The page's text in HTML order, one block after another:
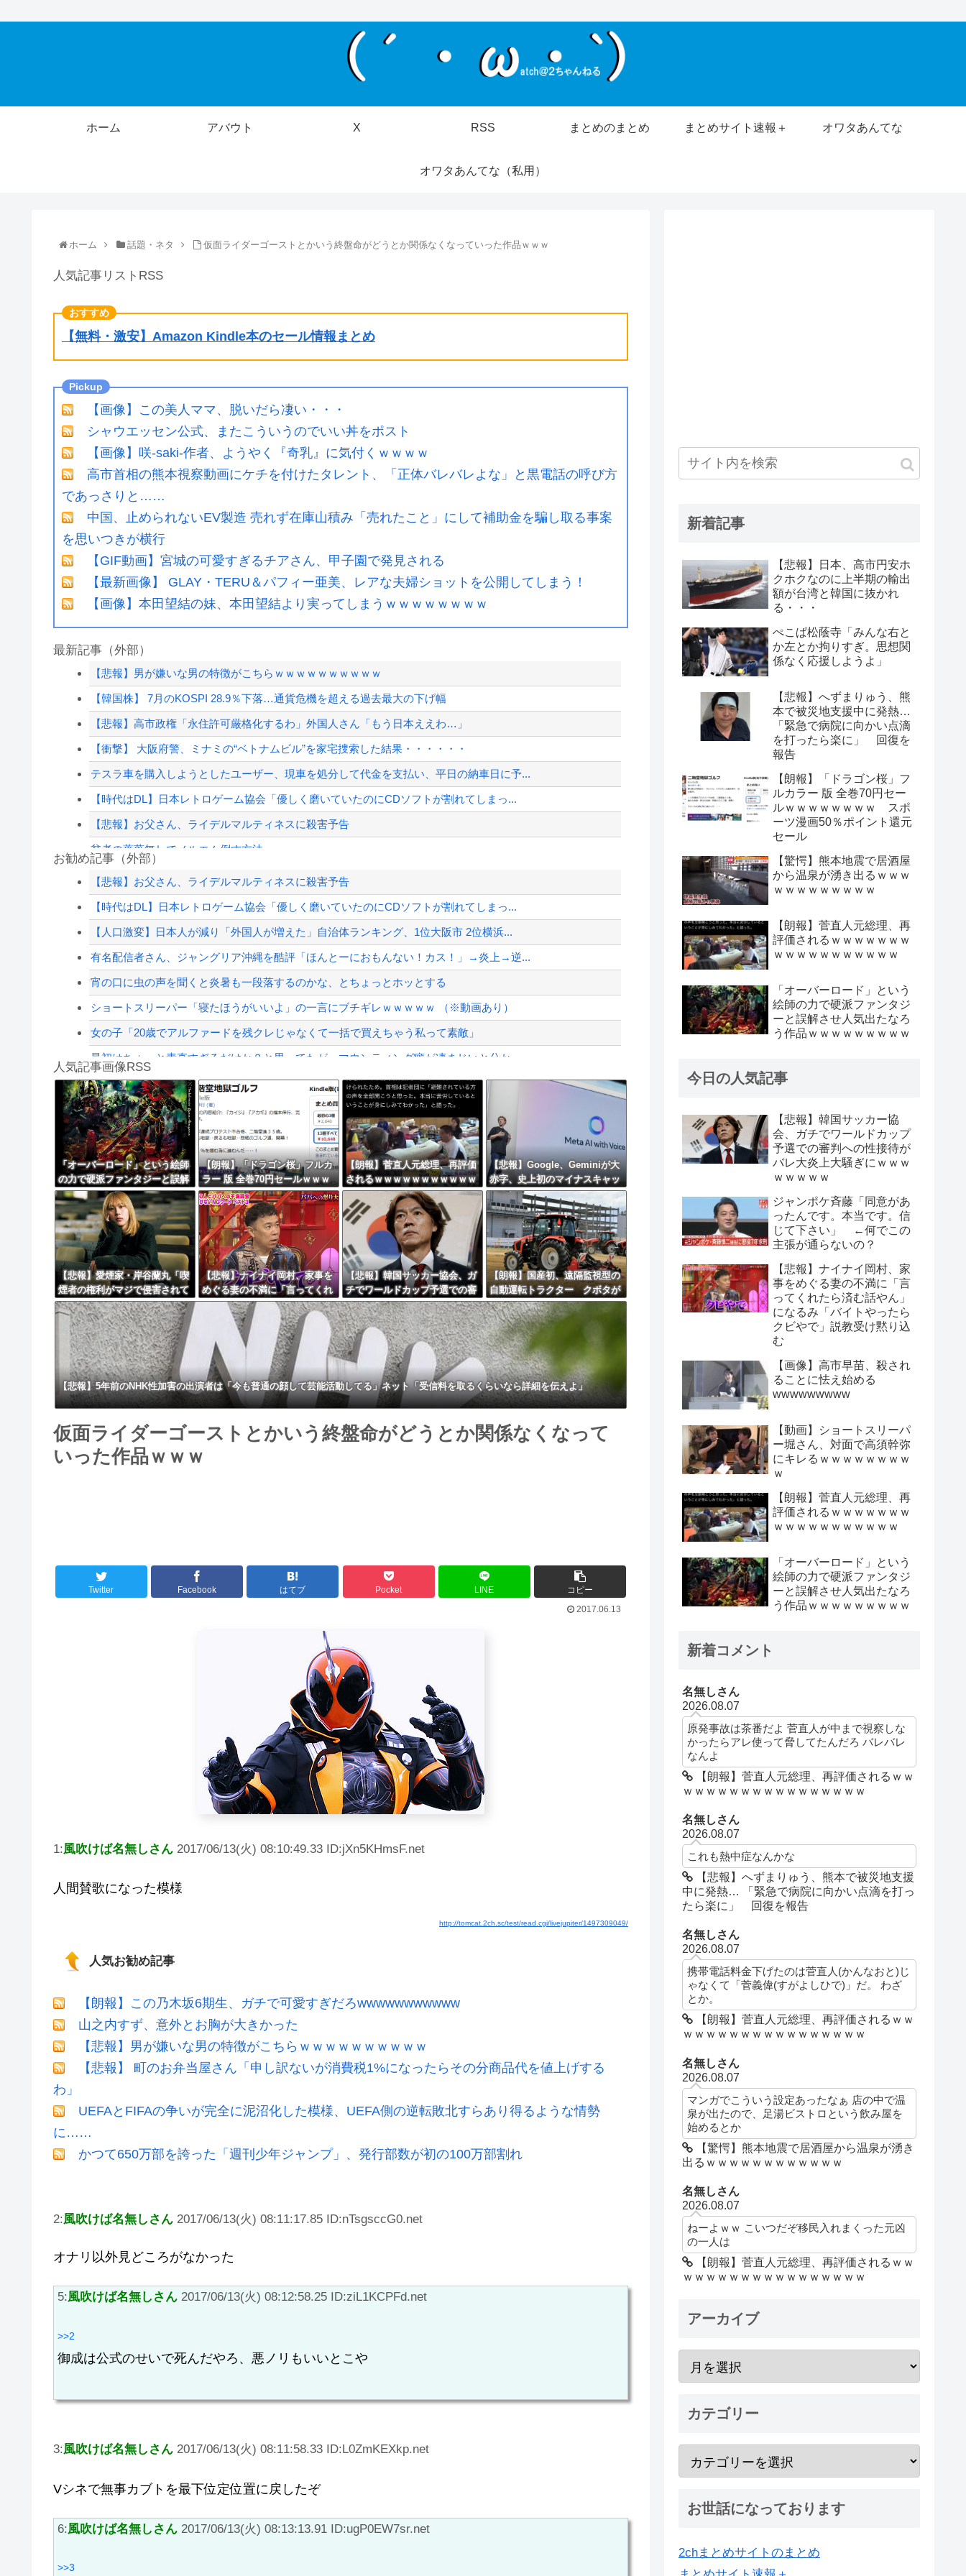
ホーム アバウト X RSS まとめのまとめ まとめサイト速報＋ オワタあんてな
オワタあんてな（私用）
ホーム 話題・ネタ 仮面ライダーゴーストとかいう終盤命がどうとか関係なくなっていった作品ｗｗｗ
人気記事リストRSS
【無料・激安】Amazon Kindle本のセール情報まとめ
【画像】この美人ママ、脱いだら凄い・・・
シャウエッセン公式、またこういうのでいい丼をポスト
【画像】咲-saki-作者、ようやく『奇乳』に気付くｗｗｗｗ
高市首相の熊本視察動画にケチを付けたタレント、「正体バレバレよな」と黒電話の呼び方
であっさりと……
中国、止められないEV製造 売れず在庫山積み「売れたこと」にして補助金を騙し取る事案
を思いつきが横行
【GIF動画】宮城の可愛すぎるチアさん、甲子園で発見される
【最新画像】 GLAY・TERU＆パフィー亜美、レアな夫婦ショットを公開してしまう！
【画像】本田望結の妹、本田望結より実ってしまうｗｗｗｗｗｗｗｗ
最新記事（外部）
【悲報】男が嫌いな男の特徴がこちらｗｗｗｗｗｗｗｗｗｗ
【韓国株】 7月のKOSPI 28.9％下落…通貨危機を超える過去最大の下げ幅
【悲報】高市政権「永住許可厳格化するわ」外国人さん「もう日本ええわ…」
【衝撃】 大阪府警、ミナミの“ベトナムビル”を家宅捜索した結果・・・・・・
テスラ車を購入しようとしたユーザー、現車を処分して代金を支払い、平日の納車日に予...
【時代はDL】日本レトロゲーム協会「優しく磨いていたのにCDソフトが割れてしまっ...
【悲報】お父さん、ライデルマルティネスに殺害予告
貧者の薔薇無しでメルエム倒す方法
【巨人対ヤクルト17回戦】ヤクルト・長岡、巨人・ハワードから第4号先制ソロホーム...
「小泉やめろ！」→市民らが横浜駅前で大絶叫ｗｗｗｗｗｗｗｗ
【これは重い】江口寿史さん「自分の絵ごと、このジャンルはそろそろ終わりかな」
高配当をうたった「みんなで大家さん」→実態は2881億円の債務超過
【配信者】「金バエ」のSNS更新が1週間途絶え、様々な憶測が飛び交う。1週間ぶり...
【緊急速報】NYで警官が黒人男性の首を絞め、暴動第二波不可避へ
Powered by livedoor 相互RSS
お勧め記事（外部）
【悲報】お父さん、ライデルマルティネスに殺害予告
【時代はDL】日本レトロゲーム協会「優しく磨いていたのにCDソフトが割れてしまっ...
【人口激変】日本人が減り「外国人が増えた」自治体ランキング、1位大阪市 2位横浜...
有名配信者さん、ジャングリア沖縄を酷評「ほんとーにおもんない！カス！」→炎上→逆...
宵の口に虫の声を聞くと炎暑も一段落するのかな、とちょっとホッとする
ショートスリーパー「寝たほうがいいよ」の一言にブチギレｗｗｗｗｗ （※動画あり）
女の子「20歳でアルファードを残クレじゃなくて一括で買えちゃう私って素敵」
最初はちょっと素直すぎるだけか？と思ってたが、マウンティング癖が凄まじいと分かっ...
【動画】よく助けられたな。岐阜の川で外国人が溺れてしまう事故。
魔王「俺の体臭がやばい」
8/4のニュース
日本旅行キャンセルすべきか…1万年ぶり史上最大級の火山の兆し＝韓国の反応
更新中止のお知らせ
海外「おめでとうタキ！」リヴァプール南野がバースデーゴール！！
Powered by livedoor 相互RSS
人気記事画像RSS
「オーバーロード」という絵師
の力で硬派ファンタジーと誤解
させ人気出たなろう作品ｗｗｗ
ｗｗｗｗｗｗ
【朗報】「ドラゴン桜」フルカ
ラー 版 全巻70円セールｗｗｗ
ｗｗｗｗｗ スポーツ漫画50％
ポイント還元セール
【朗報】菅直人元総理、再評価
されるｗｗｗｗｗｗｗｗｗｗｗ
ｗｗｗｗｗｗｗ
【悲報】Google、Geminiが大
赤字、史上初のマイナスキャッ
シュフローに陥る・・・
【悲報】愛煙家・岸谷蘭丸「喫
煙者の権利がマジで侵害されて
る」と私見 「いくら税金を
我々が払ってるんだと」
【悲報】ナイナイ岡村、家事を
めぐる妻の不満に「言ってくれ
たら済む話やん」になるみ「バ
イトやったらクビやで」説教受
け黙り込む
【悲報】韓国サッカー協会、ガ
チでワールドカップ予選での審
判への性接待がバレ大炎上大騒
ぎにｗｗｗｗｗｗｗｗ
【朗報】国産初、遠隔監視型の
自動運転トラクター クボタが
来春に発売！！！
【悲報】5年前のNHK性加害の出演者は「今も普通の顔して芸能活動してる」ネット「受信料を取るくらいなら詳細を伝えよ」
仮面ライダーゴーストとかいう終盤命がどうとか関係なくなって
いった作品ｗｗｗ
Twitter Facebook はてブ Pocket LINE
コピー
2017.06.13
1:風吹けば名無しさん 2017/06/13(火) 08:10:49.33 ID:jXn5KHmsF.net
人間賛歌になった模様
http://tomcat.2ch.sc/test/read.cgi/livejupiter/1497309049/
人気お勧め記事
【朗報】この乃木坂6期生、ガチで可愛すぎだろwwwwwwwwwww
山之内すず、意外とお胸が大きかった
【悲報】男が嫌いな男の特徴がこちらｗｗｗｗｗｗｗｗｗｗ
【悲報】 町のお弁当屋さん「申し訳ないが消費税1%になったらその分商品代を値上げする
わ」
UEFAとFIFAの争いが完全に泥沼化した模様、UEFA側の逆転敗北すらあり得るような情勢
に……
かつて650万部を誇った「週刊少年ジャンプ」、発行部数が初の100万部割れ
2:風吹けば名無しさん 2017/06/13(火) 08:11:17.85 ID:nTsgsccG0.net
オナリ以外見どころがなかった
5:風吹けば名無しさん 2017/06/13(火) 08:12:58.25 ID:ziL1KCPFd.net
>>2
御成は公式のせいで死んだやろ、悪ノリもいいとこや
3:風吹けば名無しさん 2017/06/13(火) 08:11:58.33 ID:L0ZmKEXkp.net
Vシネで無事カブトを最下位定位置に戻したぞ
6:風吹けば名無しさん 2017/06/13(火) 08:13:13.91 ID:ugP0EW7sr.net
>>3
新着記事
【悲報】日本、高市円安ホ
クホクなのに上半期の輸出
額が台湾と韓国に抜かれ
る・・・
ぺこぱ松蔭寺「みんな右と
か左とか拘りすぎ。思想関
係なく応援しようよ」
【悲報】へずまりゅう、熊
本で被災地支援中に発熱…
「緊急で病院に向かい点滴
を打ったら楽に」 回復を
報告
【朗報】「ドラゴン桜」フ
ルカラー 版 全巻70円セー
ルｗｗｗｗｗｗｗｗ スポ
ーツ漫画50％ポイント還元
セール
【驚愕】熊本地震で居酒屋
から温泉が湧き出るｗｗｗ
ｗｗｗｗｗｗｗｗｗ
【朗報】菅直人元総理、再
評価されるｗｗｗｗｗｗｗ
ｗｗｗｗｗｗｗｗｗｗｗ
「オーバーロード」という
絵師の力で硬派ファンタジ
ーと誤解させ人気出たなろ
う作品ｗｗｗｗｗｗｗｗｗ
今日の人気記事
【悲報】韓国サッカー協
会、ガチでワールドカップ
予選での審判への性接待が
バレ大炎上大騒ぎにｗｗｗ
ｗｗｗｗｗ
ジャンポケ斉藤「同意があ
ったんです。本当です。信
じて下さい」 ←何でこの
主張が通らないの？
【悲報】ナイナイ岡村、家
事をめぐる妻の不満に「言
ってくれたら済む話やん」
になるみ「バイトやったら
クビやで」説教受け黙り込
む
【画像】高市早苗、殺され
ることに怯え始める
wwwwwwwww
【動画】ショートスリーパ
ー堀さん、対面で高須幹弥
にキレるｗｗｗｗｗｗｗｗ
ｗ
【朗報】菅直人元総理、再
評価されるｗｗｗｗｗｗｗ
ｗｗｗｗｗｗｗｗｗｗｗ
「オーバーロード」という
絵師の力で硬派ファンタジ
ーと誤解させ人気出たなろ
う作品ｗｗｗｗｗｗｗｗｗ
新着コメント
名無しさん
2026.08.07
原発事故は茶番だよ 菅直人が中まで視察しな
かったらアレ使って脅してたんだろ バレバレ
なんよ
【朗報】菅直人元総理、再評価されるｗｗ
ｗｗｗｗｗｗｗｗｗｗｗｗｗｗｗｗ
名無しさん
2026.08.07
これも熱中症なんかな
【悲報】へずまりゅう、熊本で被災地支援
中に発熱… 「緊急で病院に向かい点滴を打っ
たら楽に」 回復を報告
名無しさん
2026.08.07
携帯電話料金下げたのは菅直人(かんなおと)じ
ゃなくて「菅義偉(すがよしひで)」だ。 わざ
とか。
【朗報】菅直人元総理、再評価されるｗｗ
ｗｗｗｗｗｗｗｗｗｗｗｗｗｗｗｗ
名無しさん
2026.08.07
マンガでこういう設定あったなぁ 店の中で温
泉が出たので、足湯ビストロという飲み屋を
始めるとか
【驚愕】熊本地震で居酒屋から温泉が湧き
出るｗｗｗｗｗｗｗｗｗｗｗｗ
名無しさん
2026.08.07
ねーよｗｗ こいつだぞ移民入れまくった元凶
の一人は
【朗報】菅直人元総理、再評価されるｗｗ
ｗｗｗｗｗｗｗｗｗｗｗｗｗｗｗｗ
アーカイブ
カテゴリー
お世話になっております
2chまとめサイトのまとめ